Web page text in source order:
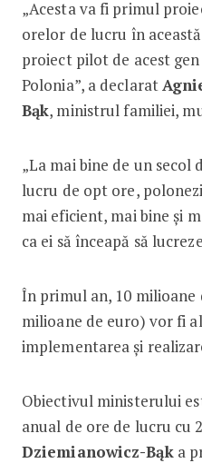
„Acesta va fi primul
orelor de lucru în
proiect pilot de acest
Polonia”, a declarat
Bąk, ministrul familiei,
„La mai bine de un
lucru de opt ore,
mai eficient, mai bine și
ca ei să înceapă să
În primul an, 10
milioane de euro) vor fi
implementarea și
Obiectivul ministerului
anual de ore de lucru cu
Dziemianowicz-Bąka